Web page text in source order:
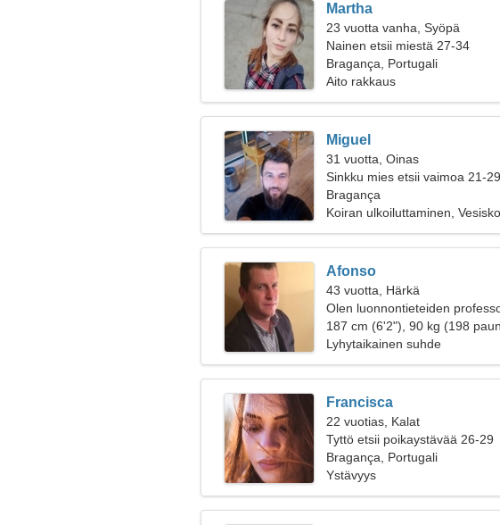
Martha
23 vuotta vanha, Syöpä
Nainen etsii miestä 27-34
Bragança, Portugali
Aito rakkaus
Miguel
31 vuotta, Oinas
Sinkku mies etsii vaimoa 21-29
Bragança
Koiran ulkoiluttaminen,
Afonso
43 vuotta, Härkä
Olen luonnontieteiden
iloisen naisen
187 cm (6'2"), 90 kg (198
Lyhytaikainen suhde
Francisca
22 vuotias, Kalat
Tyttö etsii poikaystävää 26-29
Bragança, Portugali
Ystävyys